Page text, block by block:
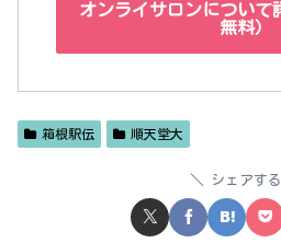
オンライサロンについて
無料）
箱根駅伝 順天堂大
シェアする